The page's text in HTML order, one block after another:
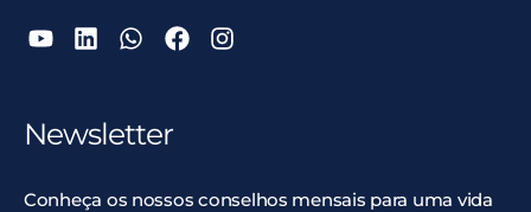
Newsletter
Conheça os nossos conselhos mensais para uma vida